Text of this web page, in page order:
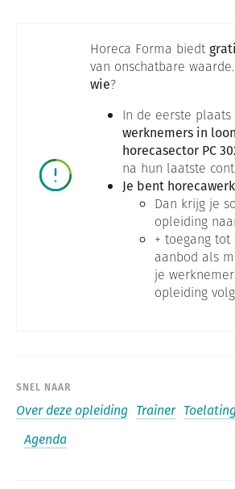
Horeca Forma biedt
van onschatbare
wie?
In de eerste plaats
werknemers in
horecasector PC
na hun laatste
Je bent
Dan krijg je
opleiding
+ toegang
aanbod als
je
opleiding
SNEL NAAR
Over deze opleiding Trainer
Agenda